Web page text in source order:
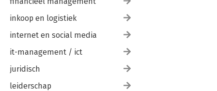
inkoop en logistiek
internet en social media
it-management / ict
juridisch
leiderschap